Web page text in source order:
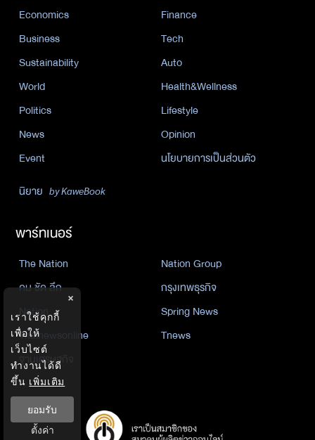
Economics
Finance
Business
Tech
Sustainability
Auto
World
Health&Wellness
Politics
Lifestyle
News
Opinion
Event
นโยบายการเป็นส่วนตัว
นิยาย by KaweBook
พาร์ทเนอร์
The Nation
Nation Group
คม ชัด ลึก
กรุงเทพธุรกิจ
Nation
Spring News
Thainewsonline
Tnews
ฐานเศรษฐกิจ
×
เราใช้คุกกี้
เพื่อให้
เว็บไซต์
ทำงานได้ดี
ขึ้น เพิ่มเติม
ยอมรับ
ตั้งค่า